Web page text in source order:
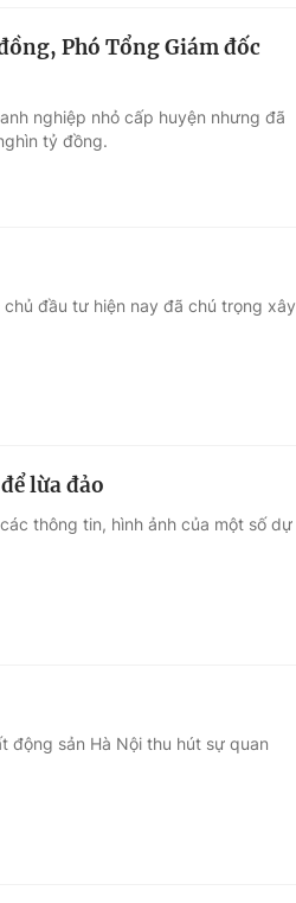
Phó Tổng Giám đốc
nghiệp nhỏ cấp huyện nhưng đã
tỷ đồng.
đầu tư hiện nay đã chú trọng xây
lừa đảo
thông tin, hình ảnh của một số dự
động sản Hà Nội thu hút sự quan